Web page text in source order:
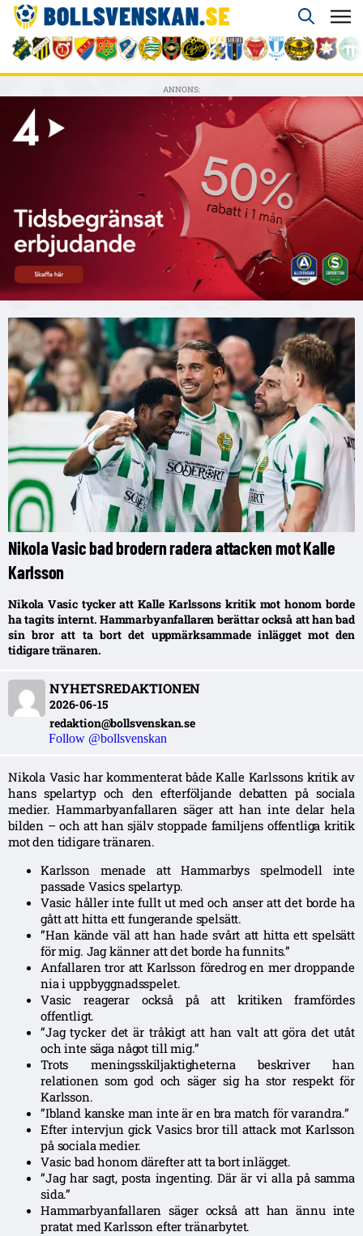
ANNONS:
Nikola Vasic bad brodern radera attacken mot Kalle
Karlsson
Nikola Vasic tycker att Kalle Karlssons kritik mot honom borde
ha tagits internt. Hammarbyanfallaren berättar också att han bad
sin bror att ta bort det uppmärksammade inlägget mot den
tidigare tränaren.
NYHETSREDAKTIONEN
2026-06-15
redaktion@bollsvenskan.se
Follow @bollsvenskan
Nikola Vasic har kommenterat både Kalle Karlssons kritik av
hans spelartyp och den efterföljande debatten på sociala
medier. Hammarbyanfallaren säger att han inte delar hela
bilden – och att han själv stoppade familjens offentliga kritik
mot den tidigare tränaren.
Karlsson menade att Hammarbys spelmodell inte
passade Vasics spelartyp.
Vasic håller inte fullt ut med och anser att det borde ha
gått att hitta ett fungerande spelsätt.
”Han kände väl att han hade svårt att hitta ett spelsätt
för mig. Jag känner att det borde ha funnits.”
Anfallaren tror att Karlsson föredrog en mer droppande
nia i uppbyggnadsspelet.
Vasic reagerar också på att kritiken framfördes
offentligt.
”Jag tycker det är tråkigt att han valt att göra det utåt
och inte säga något till mig.”
Trots meningsskiljaktigheterna beskriver han
relationen som god och säger sig ha stor respekt för
Karlsson.
”Ibland kanske man inte är en bra match för varandra.”
Efter intervjun gick Vasics bror till attack mot Karlsson
på sociala medier.
Vasic bad honom därefter att ta bort inlägget.
”Jag har sagt, posta ingenting. Där är vi alla på samma
sida.”
Hammarbyanfallaren säger också att han ännu inte
pratat med Karlsson efter tränarbytet.